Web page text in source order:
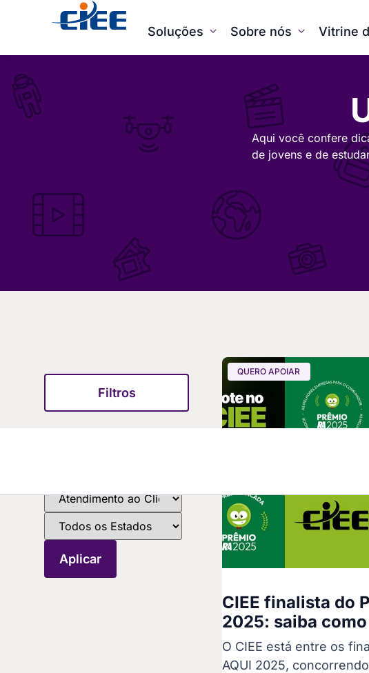
Soluções Sobre nós Vitrine
Aqui você confere
de jovens e de
Filtros
QUERO APOIAR
CIEE finalista do
2025: saiba
O CIEE está entre os
AQUI 2025,